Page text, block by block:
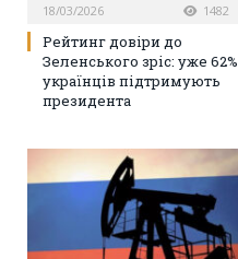
18/03/2026 1482
Рейтинг довіри до
Зеленського зріс: уже 62%
українців підтримують
президента